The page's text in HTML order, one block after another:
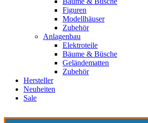
Figuren
Modellhäuser
Zubehör
Anlagenbau
Elektroteile
Bäume & Büsche
Geländematten
Zubehör
Hersteller
Neuheiten
Sale